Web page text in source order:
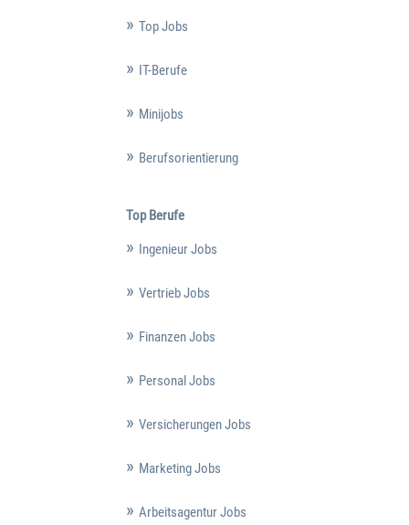
Top Jobs
IT-Berufe
Minijobs
Berufsorientierung
Top Berufe
Ingenieur Jobs
Vertrieb Jobs
Finanzen Jobs
Personal Jobs
Versicherungen Jobs
Marketing Jobs
Arbeitsagentur Jobs